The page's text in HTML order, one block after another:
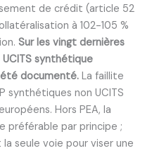
de crédit (article 52
à 102-105 %
Sur les vingt dernières
synthétique
documenté. La faillite
synthétiques non UCITS
Hors PEA, la
préférable par principe ;
seule voie pour viser une